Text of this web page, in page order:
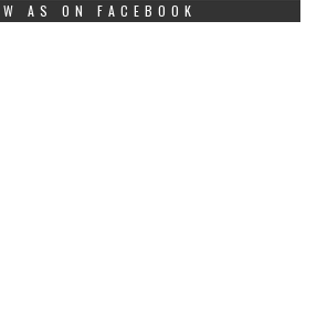
AS ON FACEBOOK